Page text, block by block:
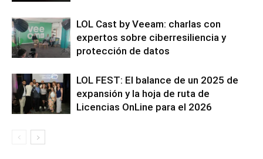
LOL Cast by Veeam: charlas con
expertos sobre ciberresiliencia y
protección de datos
LOL FEST: El balance de un 2025 de
expansión y la hoja de ruta de
Licencias OnLine para el 2026